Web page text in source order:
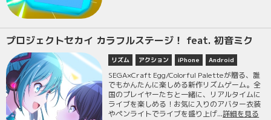
プロジェクトセカイ カラフルステージ！ feat. 初音ミク
リズム アクション iPhone Android
SEGA×Craft Egg/Colorful Paletteが贈る、誰
でもかんたんに楽しめる新作リズムゲーム。全
国のプレイヤーたちと一緒に、リアルタイムに
ライブを楽しめる！お気に入りのアバター衣装
やペンライトでライブを盛り上げ...詳細を見る